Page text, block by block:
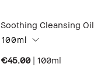
Soothing Cleansing Oil
100ml
€45.00 | 100ml